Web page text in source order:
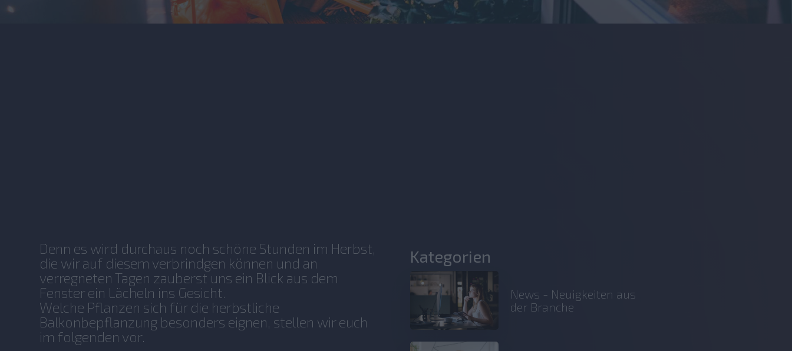
Denn es wird durchaus noch schöne Stunden im Herbst,
die wir auf diesem verbrindgen können und an
verregneten Tagen zauberst uns ein Blick aus dem
Fenster ein Lächeln ins Gesicht.
Welche Pflanzen sich für die herbstliche
Balkonbepflanzung besonders eignen, stellen wir euch
im folgenden vor.
Kategorien
News - Neuigkeiten aus
der Branche